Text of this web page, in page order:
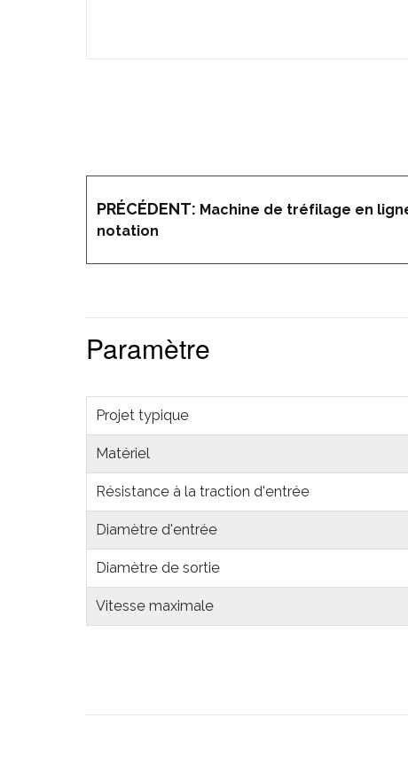
PRÉCÉDENT: Machine de tréfilage en
notation
Paramètre
Projet typique
Matériel
Résistance à la traction d'entrée
Diamètre d'entrée
Diamètre de sortie
Vitesse maximale